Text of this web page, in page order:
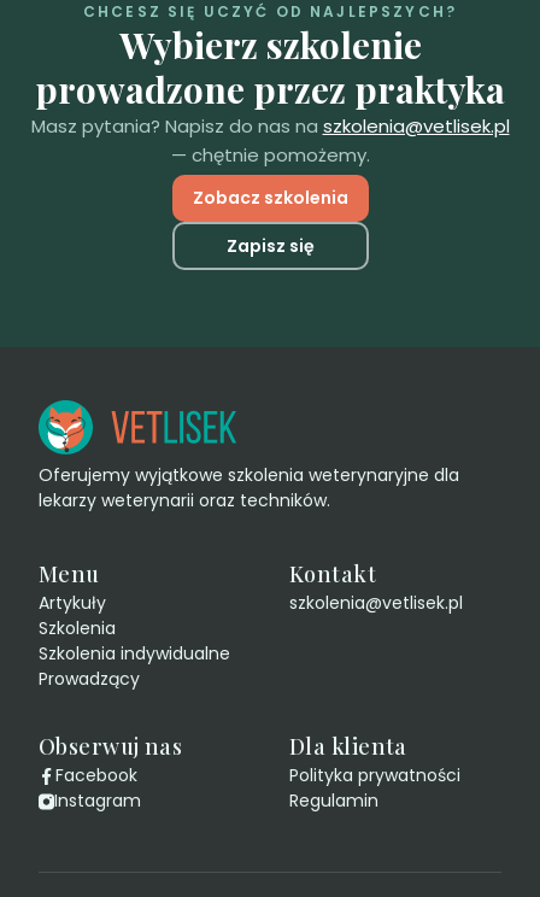
CHCESZ SIĘ UCZYĆ OD NAJLEPSZYCH?
Wybierz szkolenie
prowadzone przez praktyka
Masz pytania? Napisz do nas na szkolenia@vetlisek.pl
— chętnie pomożemy.
Zobacz szkolenia
Zapisz się
Oferujemy wyjątkowe szkolenia weterynaryjne dla
lekarzy weterynarii oraz techników.
Menu
Artykuły
Szkolenia
Szkolenia indywidualne
Prowadzący
Kontakt
szkolenia@vetlisek.pl
Obserwuj nas
Facebook
Instagram
Dla klienta
Polityka prywatności
Regulamin